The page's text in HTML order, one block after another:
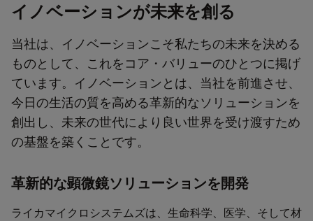
イノベーションが未来を創る
当社は、イノベーションこそ私たちの未来を決める
ものとして、これをコア・バリューのひとつに掲げ
ています。イノベーションとは、当社を前進させ、
今日の生活の質を高める革新的なソリューションを
創出し、未来の世代により良い世界を受け渡すため
の基盤を築くことです。
革新的な顕微鏡ソリューションを開発
ライカマイクロシステムズは、生命科学、医学、そして材